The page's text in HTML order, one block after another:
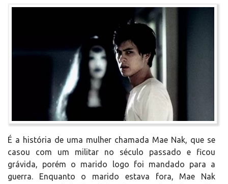
É a história de uma mulher chamada Mae Nak, que se
casou com um militar no século passado e ficou
grávida, porém o marido logo foi mandado para a
guerra. Enquanto o marido estava fora, Mae Nak